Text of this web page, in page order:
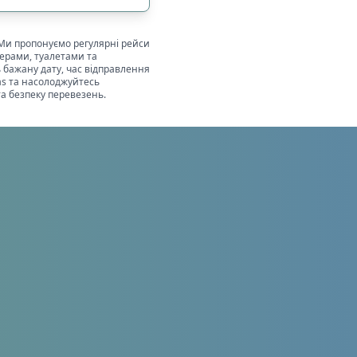
Starlink 0
пропонуємо регулярні рейси
туалетами та
дату, час відправлення
та насолоджуйтесь
безпеку перевезень.